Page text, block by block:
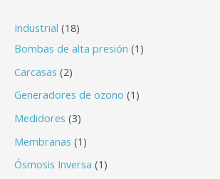
Industrial 18
Bombas de alta presión 1
Carcasas 2
Generadores de ozono 1
Medidores 3
Membranas 1
Ósmosis Inversa 1